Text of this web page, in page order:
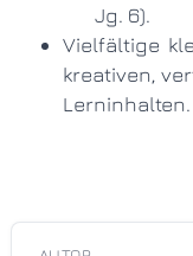
Jg. 6).
Vielfältige
kreativen,
Lerninhalten.